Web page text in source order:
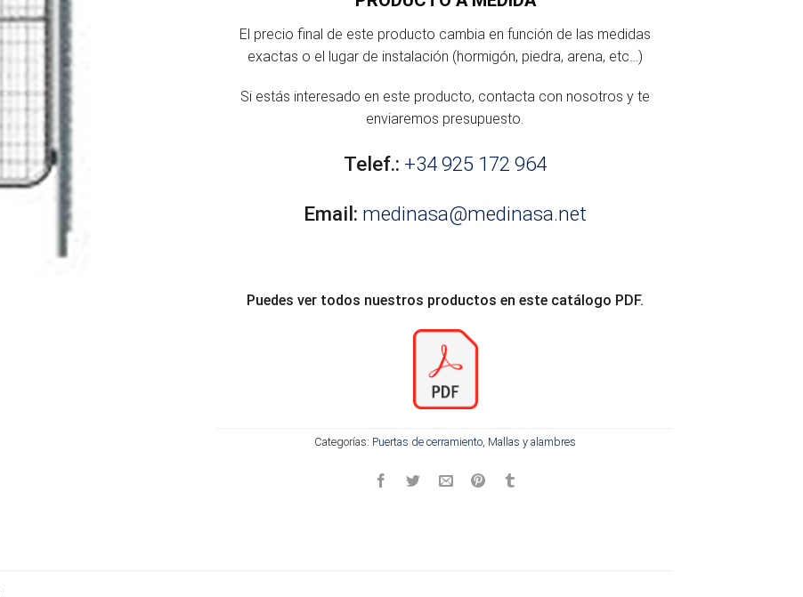
El precio final de este producto cambia en función de las medidas
exactas o el lugar de instalación (hormigón, piedra, arena, etc…)
Si estás interesado en este producto, contacta con nosotros y te
enviaremos presupuesto.
Telef.: +34 925 172 964
Email: medinasa@medinasa.net
Puedes ver todos nuestros productos en este catálogo PDF.
Categorías: Puertas de cerramiento Mallas y alambres